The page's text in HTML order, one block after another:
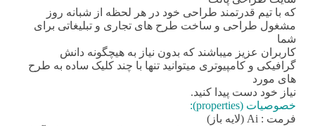
که با تیم قدرتمند طراحی خود در هر لحظه از شبانه روز
مشغول طراحی و ساخت طرح های تجاری و تبلیغاتی برای
شما
کاربران عزیز میباشند که بدون نیاز به هیچگونه دانش
گرافیکی و کامپیوتری میتوانید تنها با چند کلیک ساده به طرح
های مورد
نیاز خود دست پیدا کنید.
خصوصیات (properties):
فرمت : Ai (لایه باز)